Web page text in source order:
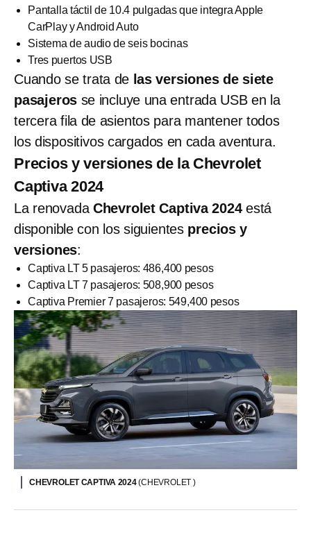
Pantalla táctil de 10.4 pulgadas que integra Apple
CarPlay y Android Auto
Sistema de audio de seis bocinas
Tres puertos USB
Cuando se trata de las versiones de siete
pasajeros se incluye una entrada USB en la
tercera fila de asientos para mantener todos
los dispositivos cargados en cada aventura.
Precios y versiones de la Chevrolet
Captiva 2024
La renovadaChevrolet Captiva 2024está
disponible con los siguientes precios y
versiones:
Captiva LT 5 pasajeros: 486,400 pesos
Captiva LT 7 pasajeros: 508,900 pesos
Captiva Premier 7 pasajeros: 549,400 pesos
CHEVROLET CAPTIVA 2024(CHEVROLET )